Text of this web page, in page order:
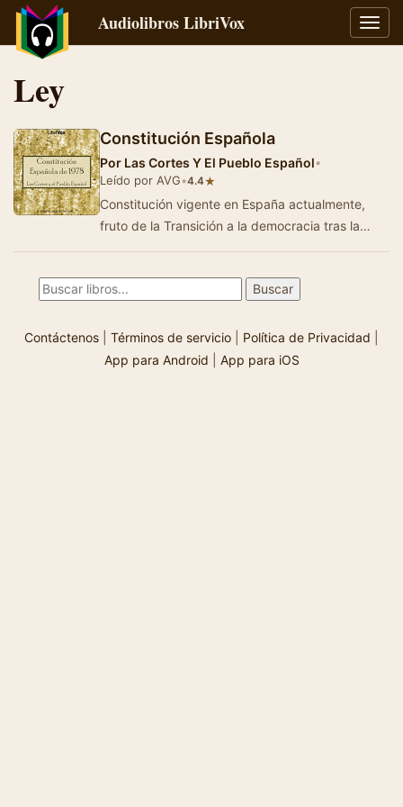
Audiolibros LibriVox
Ley
Constitución Española
Por Las Cortes Y El Pueblo Español•
Leído por AVG•4.4★
Constitución vigente en España actualmente,
fruto de la Transición a la democracia tras la
Contáctenos Términos de servicio Política de Privacidad
App para Android
App para iOS